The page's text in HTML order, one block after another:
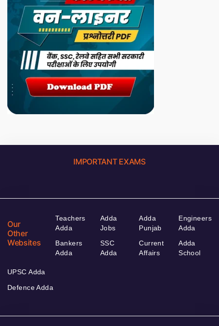
IMPORTANT EXAMS
Our
Other
Websites
Teachers
Adda
Bankers
Adda
Adda
Jobs
SSC
Adda
Adda
Punjab
Current
Affairs
Engineers
Adda
Adda
School
UPSC Adda
Defence Adda